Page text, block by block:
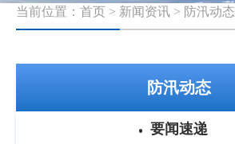
当前位置： 首页 > 新闻资讯 > 防汛动态
防汛动态
要闻速递